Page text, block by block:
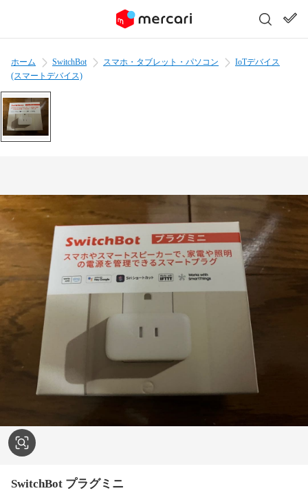
ホーム SwitchBot スマホ・タブレット・パソコン
IoTデバイス
(スマートデバイス)
SwitchBot プラグミニ